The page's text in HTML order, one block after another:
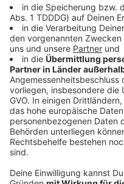
Bayern
Serie «München